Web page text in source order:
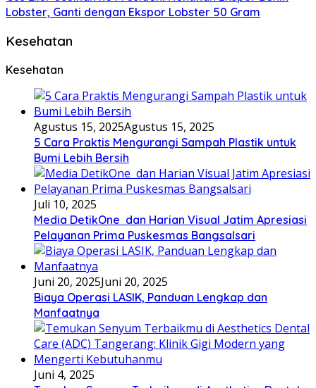
Lobster, Ganti dengan Ekspor Lobster 50 Gram
Kesehatan
Kesehatan
Agustus 15, 2025Agustus 15, 2025
5 Cara Praktis Mengurangi Sampah Plastik untuk
Bumi Lebih Bersih
Juli 10, 2025
Media DetikOne dan Harian Visual Jatim Apresiasi
Pelayanan Prima Puskesmas Bangsalsari
Juni 20, 2025Juni 20, 2025
Biaya Operasi LASIK, Panduan Lengkap dan
Manfaatnya
Juni 4, 2025